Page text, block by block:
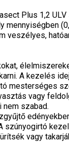
Plus 1,2
mennyiségben
veszélyes,
A kezelés
mesterséges
vagy
szabad.
szúnyogirtó
vagy